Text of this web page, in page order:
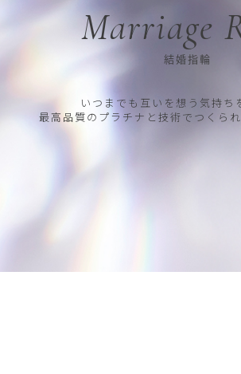
Marriage
結婚指輪
いつまでも互いを想う気持ち
最高品質のプラチナと技術でつくら